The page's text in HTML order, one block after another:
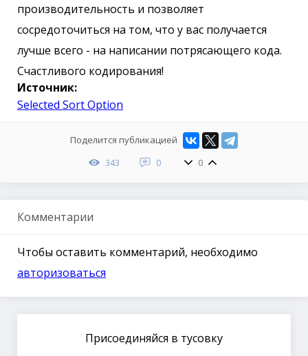
производительность и позволяет
сосредоточиться на том, что у вас получается
лучше всего - на написании потрясающего кода.
Счастливого кодирования!
Источник:
Selected Sort Option
Поделится публикацией
343
0 0
Комментарии
Чтобы оставить комментарий, необходимо
авторизоваться
Присоединяйся в тусовку